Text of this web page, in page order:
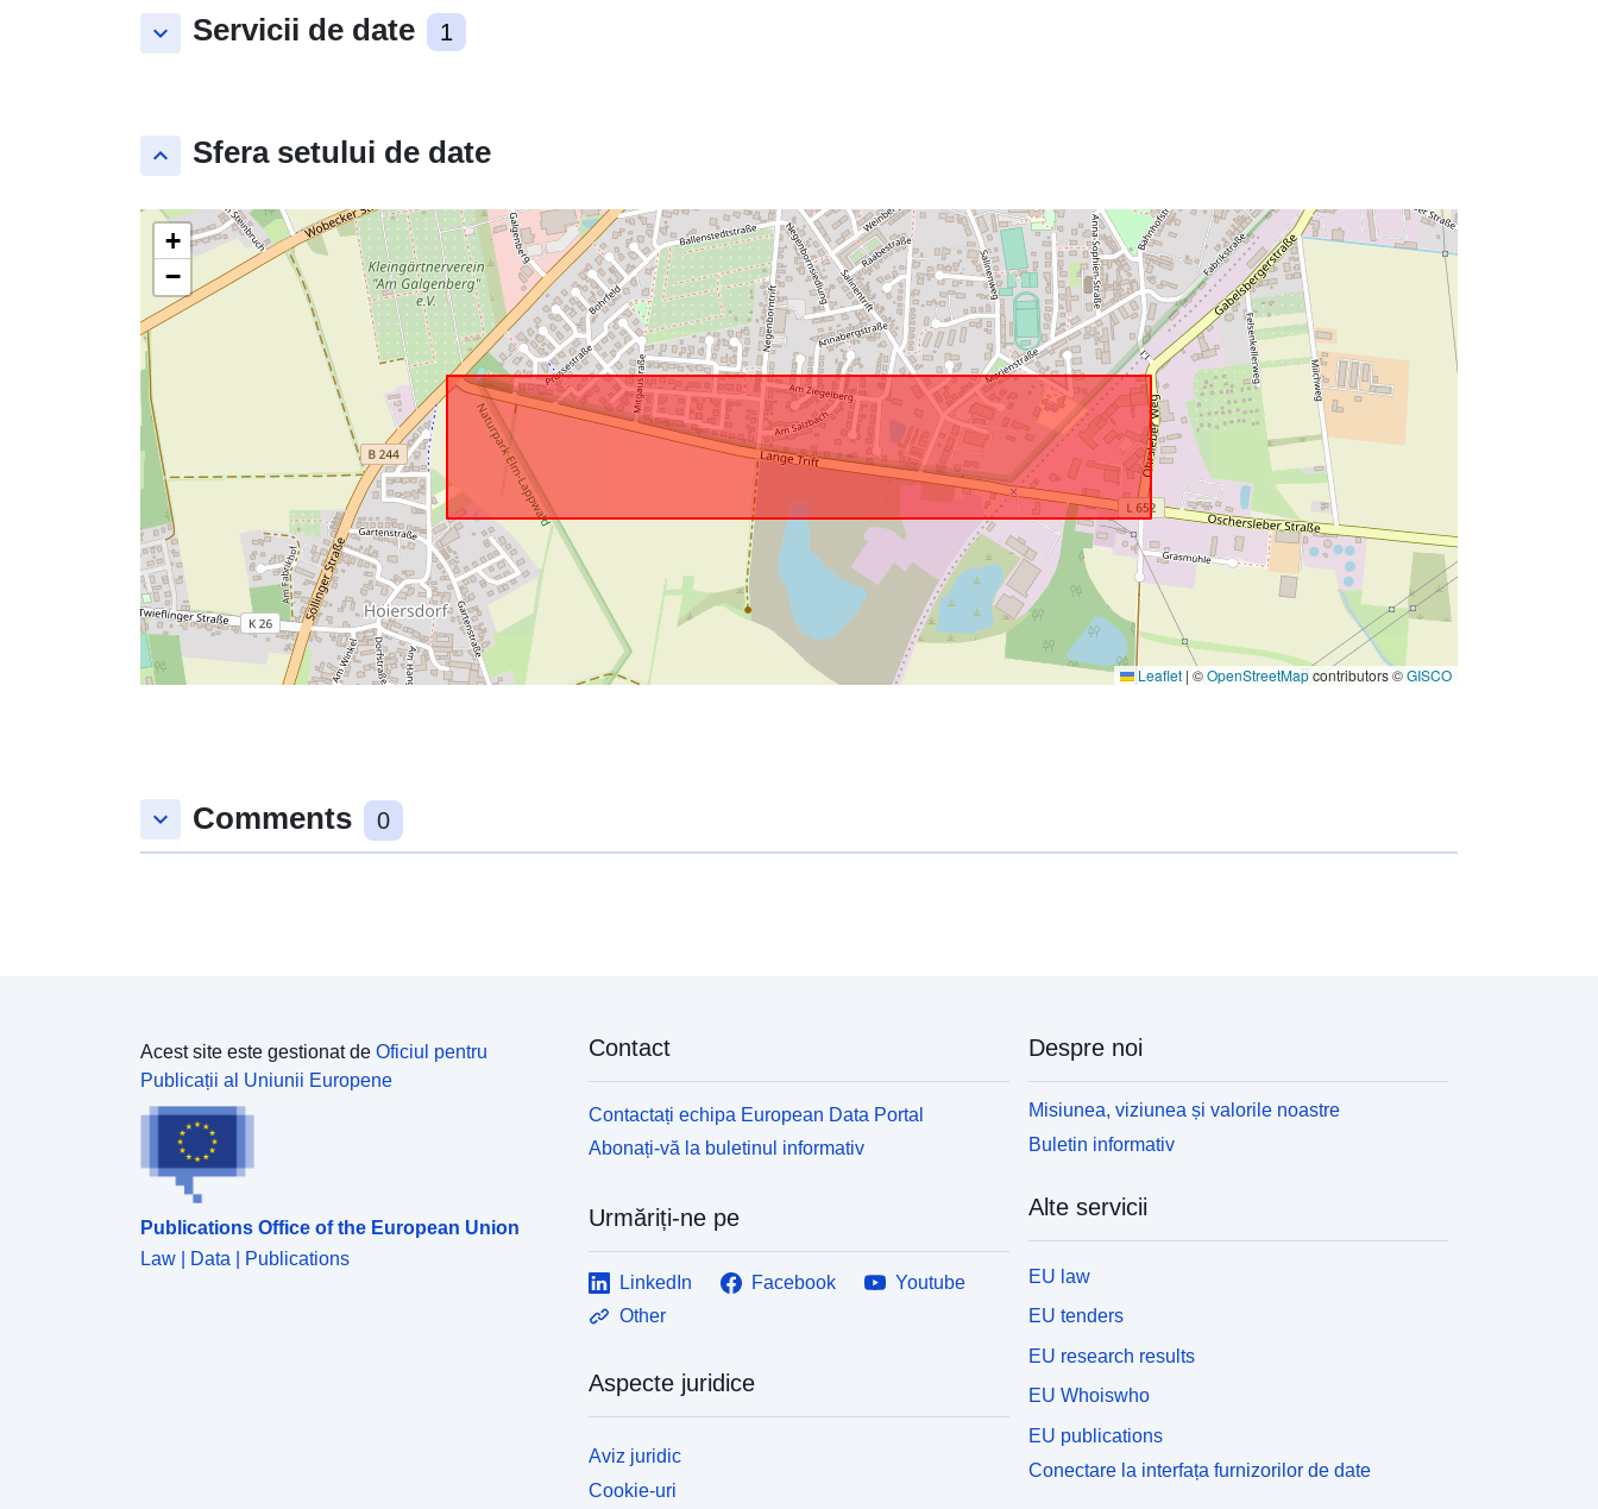
keyboard_arrow_down Servicii de date 1
keyboard_arrow_up Sfera setului de date
+
−
Leaflet | ©OpenStreetMapcontributors ©GISCO
uriRef:
http://data.europa.eu/88u/dataset/0bf
1cbb1-2518-4fd3-83ae-
91052fb142dd
keyboard_arrow_down Comments 0
Acest site este gestionat de Oficiul pentru
Publicații al Uniunii Europene
Publications Office of the European Union
Law | Data | Publications
Contact
Contactați echipa European Data Portal
Abonați-vă la buletinul informativ
Urmăriți-ne pe
LinkedIn Facebook
Youtube
Other
Aspecte juridice
Aviz juridic
Cookie-uri
Despre noi
Misiunea, viziunea și valorile noastre
Buletin informativ
Alte servicii
EU law
EU tenders
EU research results
EU Whoiswho
EU publications
Conectare la interfața furnizorilor de date